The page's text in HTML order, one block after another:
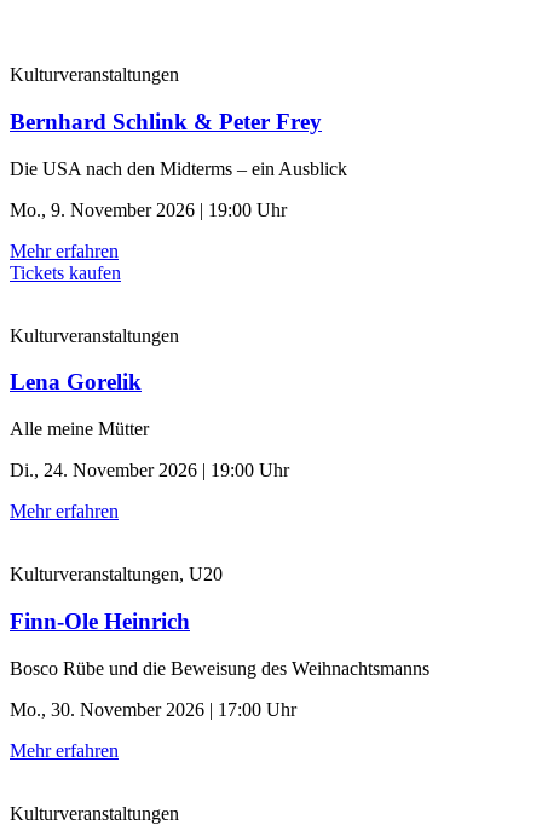
Kulturveranstaltungen
Bernhard Schlink & Peter Frey
Die USA nach den Midterms – ein Ausblick
Mo., 9. November 2026 | 19:00 Uhr
Mehr erfahren
Tickets kaufen
Kulturveranstaltungen
Lena Gorelik
Alle meine Mütter
Di., 24. November 2026 | 19:00 Uhr
Mehr erfahren
Kulturveranstaltungen, U20
Finn-Ole Heinrich
Bosco Rübe und die Beweisung des Weihnachtsmanns
Mo., 30. November 2026 | 17:00 Uhr
Mehr erfahren
Kulturveranstaltungen